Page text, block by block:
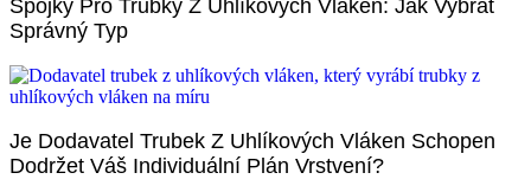
Spojky Pro Trubky Z Uhlíkových Vláken: Jak Vybrat
Správný Typ
Je Dodavatel Trubek Z Uhlíkových Vláken Schopen
Dodržet Váš Individuální Plán Vrstvení?